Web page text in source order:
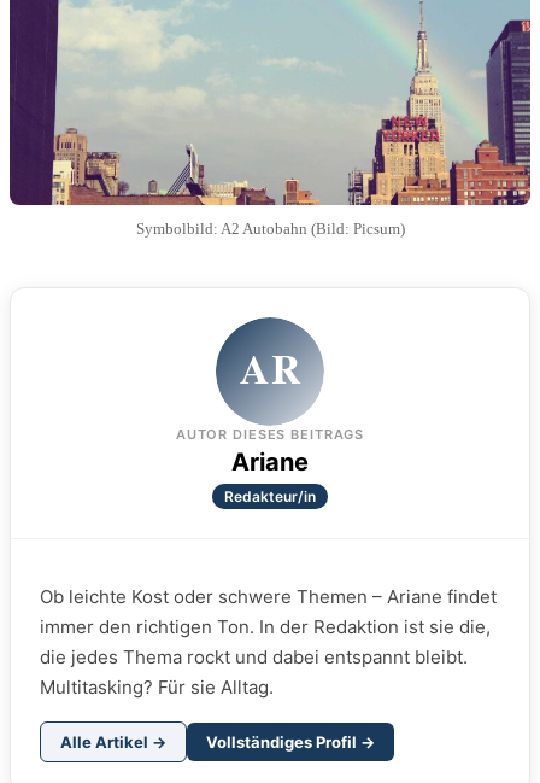
Symbolbild: A2 Autobahn (Bild: Picsum)
AR
AUTOR DIESES BEITRAGS
Ariane
Redakteur/in
Ob leichte Kost oder schwere Themen – Ariane findet
immer den richtigen Ton. In der Redaktion ist sie die,
die jedes Thema rockt und dabei entspannt bleibt.
Multitasking? Für sie Alltag.
Alle Artikel → Vollständiges Profil →